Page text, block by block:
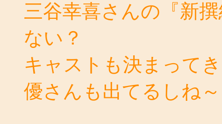
三谷幸喜さんの『新
ない？
キャストも決まって
優さんも出てるしね～